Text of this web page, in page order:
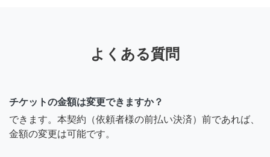
よくある質問
チケットの金額は変更できますか？
できます。本契約（依頼者様の前払い決済）前であれば、
金額の変更は可能です。